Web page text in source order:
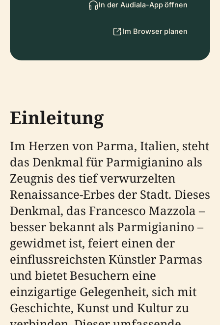
In der Audiala-App öffnen
Im Browser planen
Einleitung
Im Herzen von Parma, Italien, steht
das Denkmal für Parmigianino als
Zeugnis des tief verwurzelten
Renaissance-Erbes der Stadt. Dieses
Denkmal, das Francesco Mazzola –
besser bekannt als Parmigianino –
gewidmet ist, feiert einen der
einflussreichsten Künstler Parmas
und bietet Besuchern eine
einzigartige Gelegenheit, sich mit
Geschichte, Kunst und Kultur zu